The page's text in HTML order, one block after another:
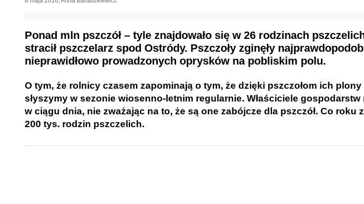
Ponad mln pszczół – tyle znajdowało się w 26 rodzinach
stracił pszczelarz spod Ostródy. Pszczoły zginęły
nieprawidłowo prowadzonych oprysków na pobliskim polu.
O tym, że rolnicy czasem zapominają o tym, że dzięki pszczołom ich
słyszymy w sezonie wiosenno-letnim regularnie. Właściciele
w ciągu dnia, nie zważając na to, że są one zabójcze dla pszczół. Co roku
200 tys. rodzin pszczelich.